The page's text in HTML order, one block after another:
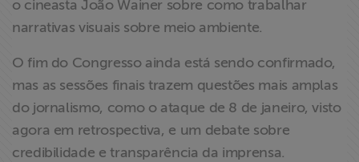
o cineasta João Wainer sobre como trabalhar
narrativas visuais sobre meio ambiente.
O fim do Congresso ainda está sendo confirmado,
mas as sessões finais trazem questões mais amplas
do jornalismo, como o ataque de 8 de janeiro, visto
agora em retrospectiva, e um debate sobre
credibilidade e transparência da imprensa.